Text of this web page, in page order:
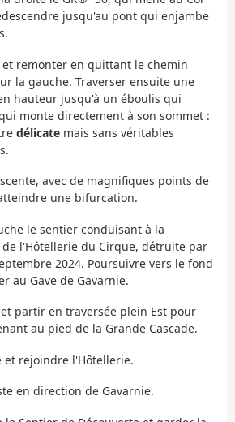
jusqu'au pont qui enjambe
et remonter en quittant le chemin
la gauche. Traverser ensuite une
hauteur jusqu'à un éboulis qui
monte directement à son sommet :
délicate mais sans véritables
avec de magnifiques points de
une bifurcation.
le sentier conduisant à la
l'Hôtellerie du Cirque, détruite par
2024. Poursuivre vers le fond
au Gave de Gavarnie.
partir en traversée plein Est pour
au pied de la Grande Cascade.
et rejoindre l'Hôtellerie.
en direction de Gavarnie.